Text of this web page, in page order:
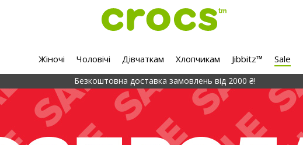
Жіночі Чоловічі Дівчаткам Хлопчикам Jibbitz™ Sale
Безкоштовна доставка замовлень від 2000 ₴!